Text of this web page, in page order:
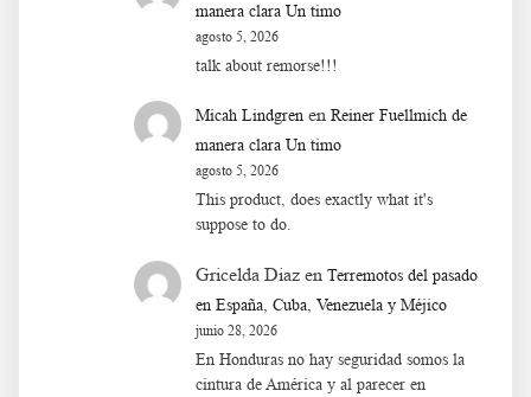
manera clara Un timo
agosto 5, 2026
talk about remorse!!!
Micah Lindgren en Reiner Fuellmich de
manera clara Un timo
agosto 5, 2026
This product, does exactly what it's
suppose to do.
Gricelda Diaz en Terremotos del pasado
en España, Cuba, Venezuela y Méjico
junio 28, 2026
En Honduras no hay seguridad somos la
cintura de América y al parecer en